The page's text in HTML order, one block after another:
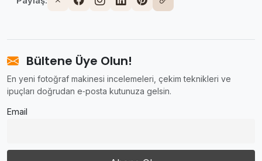
Bültene Üye Olun!
En yeni fotoğraf makinesi incelemeleri, çekim teknikleri ve
ipuçları doğrudan e‑posta kutunuza gelsin.
Email